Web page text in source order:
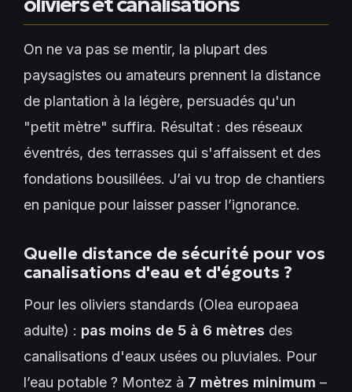
On ne va pas se mentir, la plupart des
paysagistes ou amateurs prennent la distance
de plantation à la légère, persuadés qu'un
"petit mètre" suffira. Résultat : des réseaux
éventrés, des terrasses qui s'affaissent et des
fondations bousillées. J’ai vu trop de chantiers
en panique pour laisser passer l’ignorance.
Quelle distance de sécurité pour vos
canalisations d'eau et d'égouts ?
Pour les oliviers standards (Olea europaea
adulte) : pas moins de 5 à 6 mètres des
canalisations d'eaux usées ou pluviales. Pour
l’eau potable ? Montez à 7 mètres minimum –